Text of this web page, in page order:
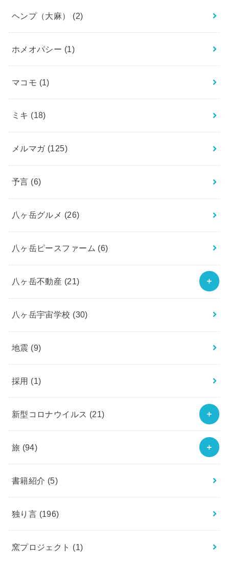
ヘンプ（大麻） (2)
ホメオパシー (1)
マコモ (1)
ミキ (18)
メルマガ (125)
予言 (6)
八ヶ岳グルメ (26)
八ヶ岳ピースファーム (6)
八ヶ岳不動産 (21)
八ヶ岳宇宙学校 (30)
地震 (9)
採用 (1)
新型コロナウイルス (21)
旅 (94)
書籍紹介 (5)
独り言 (196)
窯プロジェクト (1)